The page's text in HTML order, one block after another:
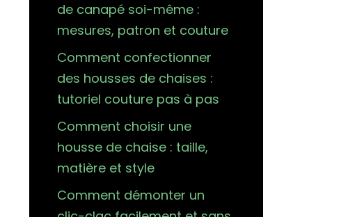
de canapé soi-même :
mesures, patron et couture
Comment confectionner
des housses de chaises :
tutoriel couture pas à pas
Comment choisir une
housse de chaise : taille,
matière et style
Comment démonter un